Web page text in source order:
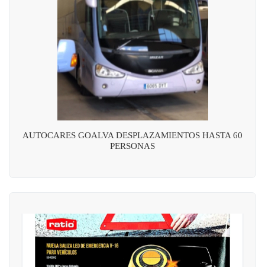
AUTOCARES GOALVA DESPLAZAMIENTOS HASTA 60
PERSONAS